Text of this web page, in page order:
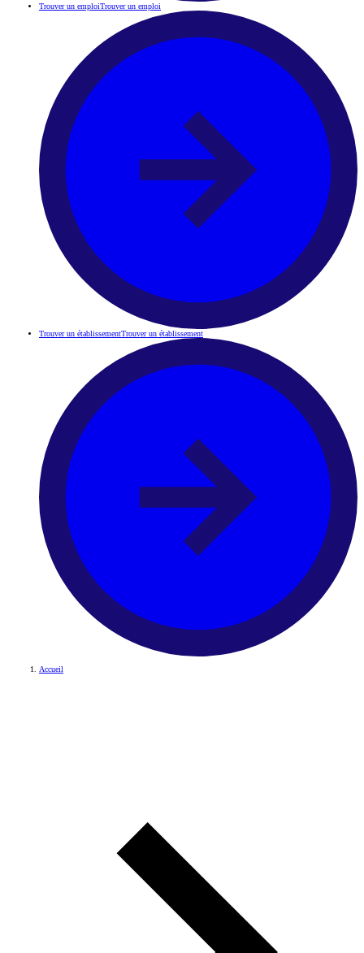
Trouver un emploiTrouver un emploi
Trouver un établissementTrouver un établissement
Accueil